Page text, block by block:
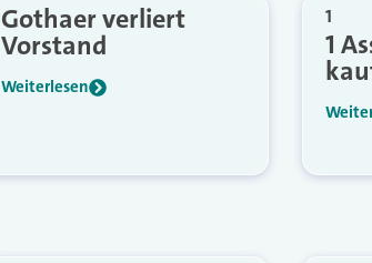
Gothaer verliert
Vorstand
Weiterlesen
1
1